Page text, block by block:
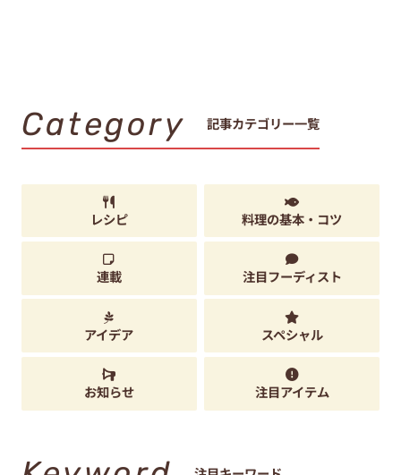
Category 記事カテゴリー一覧
レシピ 料理の基本・コツ
連載 注目フーディスト
アイデア スペシャル
お知らせ 注目アイテム